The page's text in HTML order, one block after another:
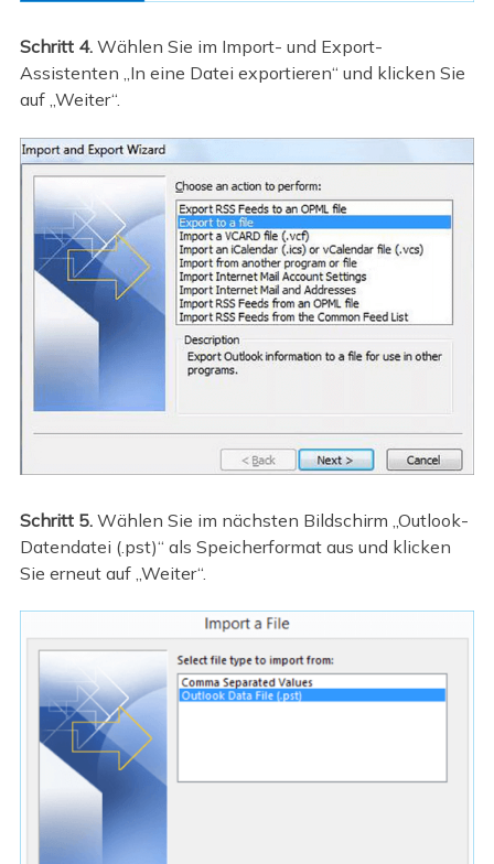
Schritt 4.Wählen Sie im Import- und Export-
Assistenten „In eine Datei exportieren“ und klicken Sie
auf „Weiter“.
Schritt 5.Wählen Sie im nächsten Bildschirm „Outlook-
Datendatei (.pst)“ als Speicherformat aus und klicken
Sie erneut auf „Weiter“.